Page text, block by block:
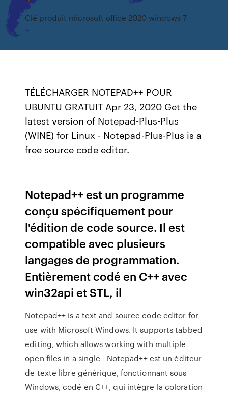
Clé produit microsoft office 2020 windows 7
TÉLÉCHARGER NOTEPAD++ POUR
UBUNTU GRATUIT Apr 23, 2020 Get the
latest version of Notepad-Plus-Plus
(WINE) for Linux - Notepad-Plus-Plus is a
free source code editor.
Notepad++ est un programme
conçu spécifiquement pour
l'édition de code source. Il est
compatible avec plusieurs
langages de programmation.
Entièrement codé en C++ avec
win32api et STL, il
Notepad++ is a text and source code editor for
use with Microsoft Windows. It supports tabbed
editing, which allows working with multiple
open files in a single Notepad++ est un éditeur
de texte libre générique, fonctionnant sous
Windows, codé en C++, qui intègre la coloration